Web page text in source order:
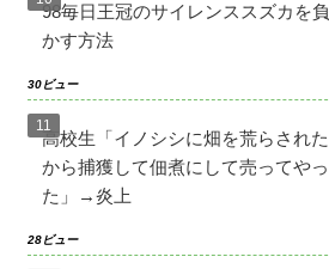
98毎日王冠のサイレンススズカを負
かす方法
30ビュー
高校生「イノシシに畑を荒らされた
から捕獲して佃煮にして売ってやっ
た」→炎上
28ビュー